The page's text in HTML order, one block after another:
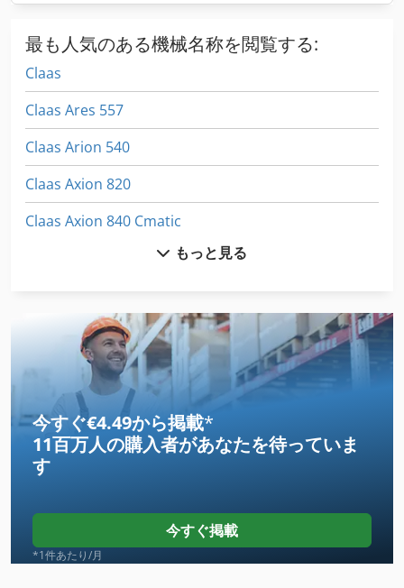
最も人気のある機械名称を閲覧する:
Claas
Claas Ares 557
Claas Arion 540
Claas Axion 820
Claas Axion 840 Cmatic
Claas Celtis 446 Rx
Claas Dominator 108 S
Claas Dominator 108 Sl
Claas Dominator 204 Mega
Claas Dominator 88 S
Claas Dominator 88 Sl
Claas Dominator 98 S
もっと見る
今すぐ€4.49から掲載*
11百万人の購入者があなたを待っていま
す
今すぐ掲載
*1件あたり/月